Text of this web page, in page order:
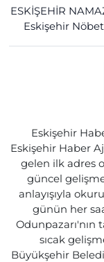
ESKİŞEHİR
Eskişehir
Eskişehir
Eskişehir Haber
gelen ilk adres
güncel
anlayışıyla
günün her
Odunpazarı'nın
sıcak
Büyükşehir